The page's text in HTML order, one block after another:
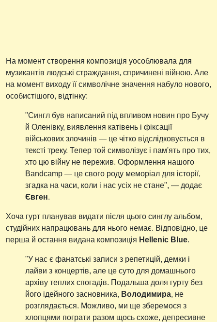
На момент створення композиція уособлювала для
музикантів людські страждання, спричинені війною. Але
на момент виходу її символічне значення набуло нового,
особистішого, відтінку:
"Сингл був написаний під впливом новин про Бучу
й Оленівку, виявлення катівень і фіксації
військових злочинів — це чітко відслідковується в
тексті треку. Тепер той символізує і пам'ять про тих,
хто цю війну не пережив. Оформлення нашого
Bandcamp — це свого роду меморіал для історії,
згадка на часи, коли і нас усіх не стане", — додає
Євген.
Хоча гурт планував видати після цього синглу альбом,
студійних напрацювань для нього немає. Відповідно, це
перша й остання видана композиція Hellenic Blue.
"У нас є фанатські записи з репетицій, демки і
лайви з концертів, але це суто для домашнього
архіву теплих спогадів. Подальша доля гурту без
його ідейного засновника, Володимира, не
розглядається. Можливо, ми ще зберемося з
хлопцями пограти разом щось схоже, депресивне